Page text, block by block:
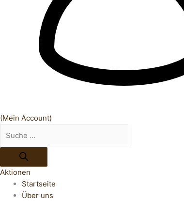
(Mein Account)
Aktionen
Startseite
Über uns